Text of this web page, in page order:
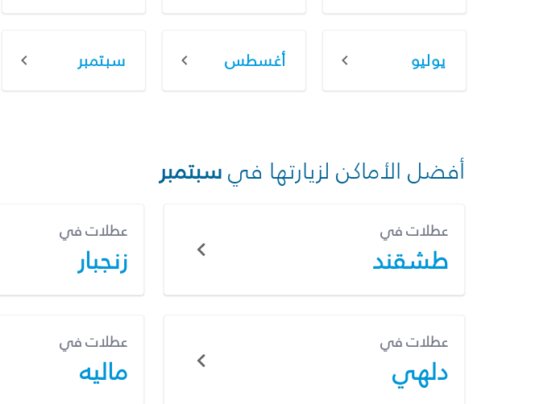
يوليو أغسطس سبتمبر
أفضل الأماكن لزيارتها فيسبتمبر
عطلات في
طشقند
عطلات في
زنجبار
عطلات في
دلهي
عطلات في
ماليه